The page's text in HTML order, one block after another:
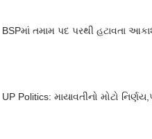
BSPમાં તમામ પદ પરથી હટાવતા
UP Politics: માયાવતીનો મોટો